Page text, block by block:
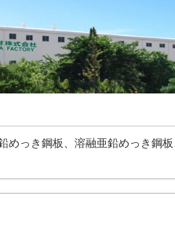
めっき鋼板、溶融亜鉛めっき鋼